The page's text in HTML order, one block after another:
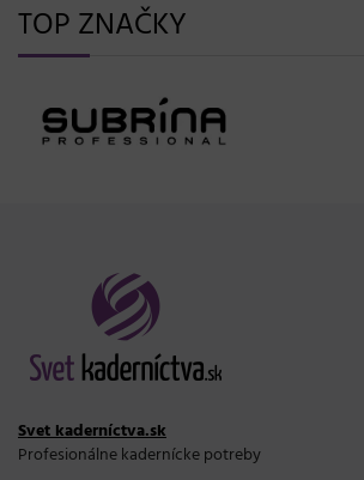
TOP ZNAČKY
Svet kaderníctva.sk
Profesionálne kadernícke potreby